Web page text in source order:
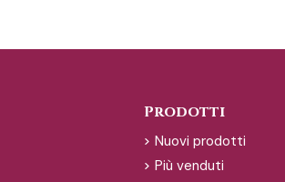
Prodotti
Nuovi prodotti
Più venduti